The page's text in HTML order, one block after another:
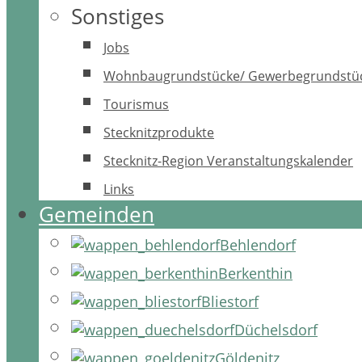
Sonstiges
Jobs
Wohnbaugrundstücke/
Tourismus
Stecknitzprodukte
Stecknitz-Region Veranstaltungskalender
Links
Gemeinden
Behlendorf
Berkenthin
Bliestorf
Düchelsdorf
Göldenitz